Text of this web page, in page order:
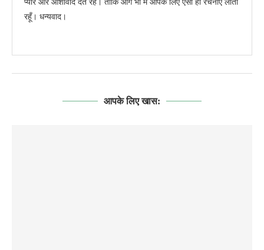
प्यार और आशीर्वाद देते रहें। ताकि आगे भी मैं आपके लिए ऐसी ही रचनाएं लाता
रहूँ। धन्यवाद।
आपके लिए खास: